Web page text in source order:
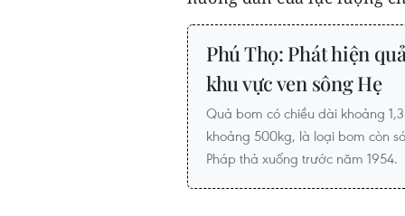
Phú Thọ: Phát hiện
khu vực ven sông Hẹ
Quả bom có chiều dài khoảng
khoảng 500kg, là loại bom còn
Pháp thả xuống trước năm 1954.